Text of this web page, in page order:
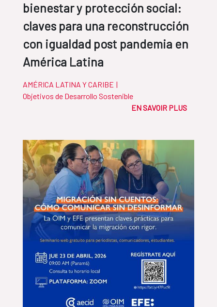
bienestar y protección social:
claves para una reconstrucción
con igualdad post pandemia en
América Latina
AMÉRICA LATINA Y CARIBE |
Objetivos de Desarrollo Sostenible
EN SAVOIR PLUS